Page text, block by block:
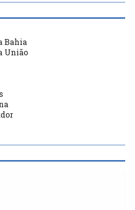
Bahia
União